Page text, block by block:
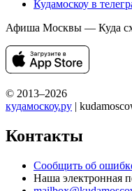
Кудамоскоу в
Афиша Москвы — Куда
© 2013–2026
кудамоскоу.ру |
Контакты
Сообщить об
Наша электронная